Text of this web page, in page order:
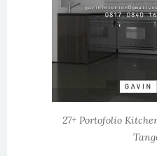
27+ Portofolio